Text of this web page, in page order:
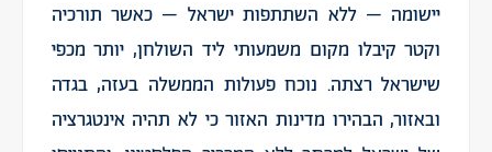
יישומה – ללא השתתפות ישראל – כאשר תורכיה
וקטר קיבלו מקום משמעותי ליד השולחן, יותר מכפי
שישראל רצתה. נוכח פעולות הממשלה בעזה, בגדה
ובאזור, הבהירו מדינות האזור כי לא תהיה אינטגרציה